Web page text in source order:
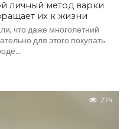
личный метод варки
их к жизни
что даже многолетний
для этого покупать
274